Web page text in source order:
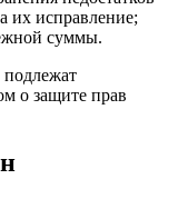
их исправление;
суммы.
подлежат
о защите прав